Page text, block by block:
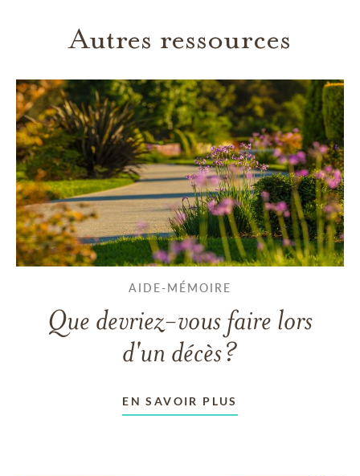
Autres ressources
AIDE-MÉMOIRE
Que devriez-vous faire lors
d'un décès?
EN SAVOIR PLUS